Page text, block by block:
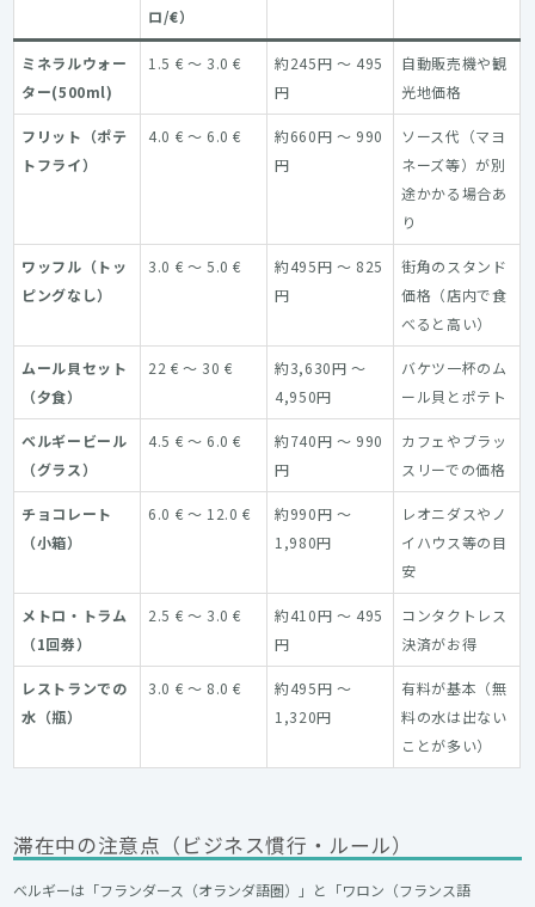
ロ/€）
ミネラルウォー
ター(500ml)
1.5 € ～ 3.0 €
約245円 ～ 495
円
自動販売機や観
光地価格
フリット（ポテ
トフライ）
4.0 € ～ 6.0 €
約660円 ～ 990
円
ソース代（マヨ
ネーズ等）が別
途かかる場合あ
り
ワッフル（トッ
ピングなし）
3.0 € ～ 5.0 €
約495円 ～ 825
円
街角のスタンド
価格（店内で食
べると高い）
ムール貝セット
（夕食）
22 € ～ 30 €
約3,630円 ～
4,950円
バケツ一杯のム
ール貝とポテト
ベルギービール
（グラス）
4.5 € ～ 6.0 €
約740円 ～ 990
円
カフェやブラッ
スリーでの価格
チョコレート
（小箱）
6.0 € ～ 12.0 €
約990円 ～
1,980円
レオニダスやノ
イハウス等の目
安
メトロ・トラム
（1回券）
2.5 € ～ 3.0 €
約410円 ～ 495
円
コンタクトレス
決済がお得
レストランでの
水（瓶）
3.0 € ～ 8.0 €
約495円 ～
1,320円
有料が基本（無
料の水は出ない
ことが多い）
滞在中の注意点（ビジネス慣行・ルール）
ベルギーは「フランダース（オランダ語圏）」と「ワロン（フランス語